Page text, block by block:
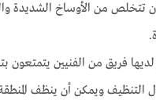
تتخلص من الأوساخ الشديدة
فريق من الفنيين يتمتعون
التنظيف ويمكن أن ينظف